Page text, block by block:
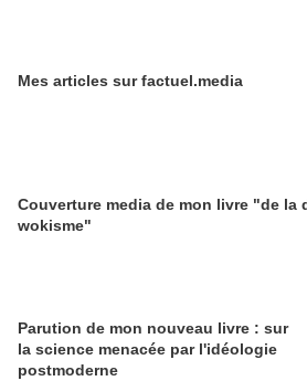
Mes articles sur factuel.media
Couverture media de mon livre "de la
wokisme"
Parution de mon nouveau livre : sur
la science menacée par l'idéologie
postmoderne